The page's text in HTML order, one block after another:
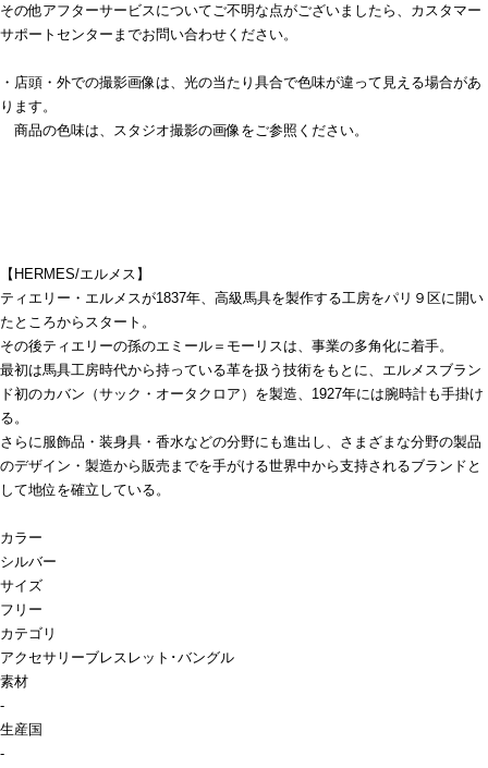
その他アフターサービスについてご不明な点がございましたら、カスタマー
サポートセンターまでお問い合わせください。
・店頭・外での撮影画像は、光の当たり具合で色味が違って見える場合があ
ります。
商品の色味は、スタジオ撮影の画像をご参照ください。
【HERMES/エルメス】
ティエリー・エルメスが1837年、高級馬具を製作する工房をパリ９区に開い
たところからスタート。
その後ティエリーの孫のエミール＝モーリスは、事業の多角化に着手。
最初は馬具工房時代から持っている革を扱う技術をもとに、エルメスブラン
ド初のカバン（サック・オータクロア）を製造、1927年には腕時計も手掛け
る。
さらに服飾品・装身具・香水などの分野にも進出し、さまざまな分野の製品
のデザイン・製造から販売までを手がける世界中から支持されるブランドと
して地位を確立している。
カラー
シルバー
サイズ
フリー
カテゴリ
アクセサリーブレスレット･バングル
素材
-
生産国
-